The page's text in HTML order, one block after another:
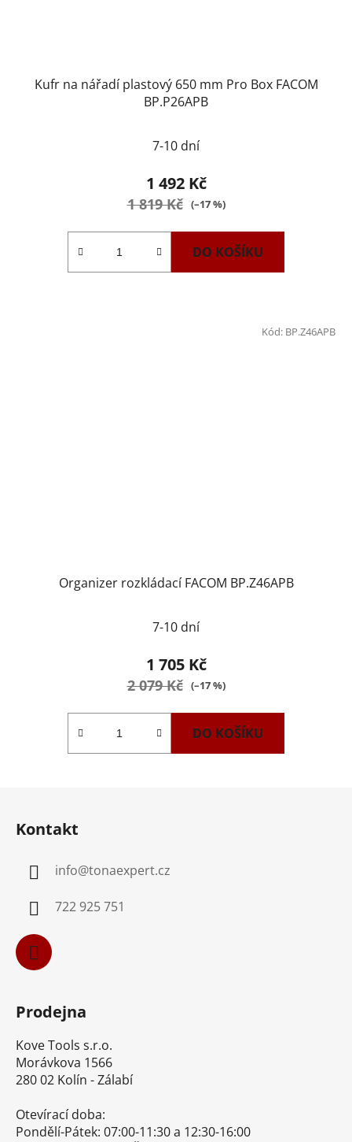
Kufr na nářadí plastový 650 mm Pro Box FACOM
BP.P26APB
7-10 dní
1 492 Kč
1 819 Kč (–17 %)
DO KOŠÍKU
Organizer rozkládací FACOM BP.Z46APB
7-10 dní
1 705 Kč
2 079 Kč (–17 %)
DO KOŠÍKU
Kód: BP.Z46APB
Kontakt
info@tonaexpert.cz
722 925 751
Prodejna
Kove Tools s.r.o.
Morávkova 1566
280 02 Kolín - Zálabí
Otevírací doba:
Pondělí-Pátek: 07:00-11:30 a 12:30-16:00